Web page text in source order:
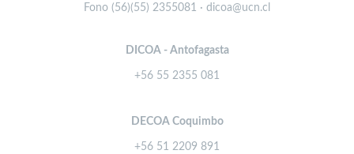
Fono (56)(55) 2355081 · dicoa@ucn.cl
DICOA - Antofagasta
+56 55 2355 081
DECOA Coquimbo
+56 51 2209 891